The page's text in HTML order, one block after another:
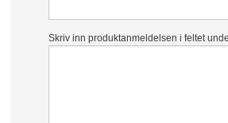
Skriv inn produktanmeldelsen i feltet